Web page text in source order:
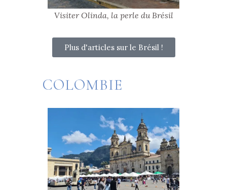
Visiter Olinda, la perle du Brésil
Plus d'articles sur le Brésil !
COLOMBIE